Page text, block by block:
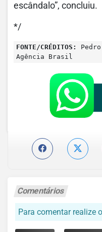
escândalo”, concluiu.
*/
FONTE/CRÉDITOS:
Agência Brasil
Comentários
Para comentar realize